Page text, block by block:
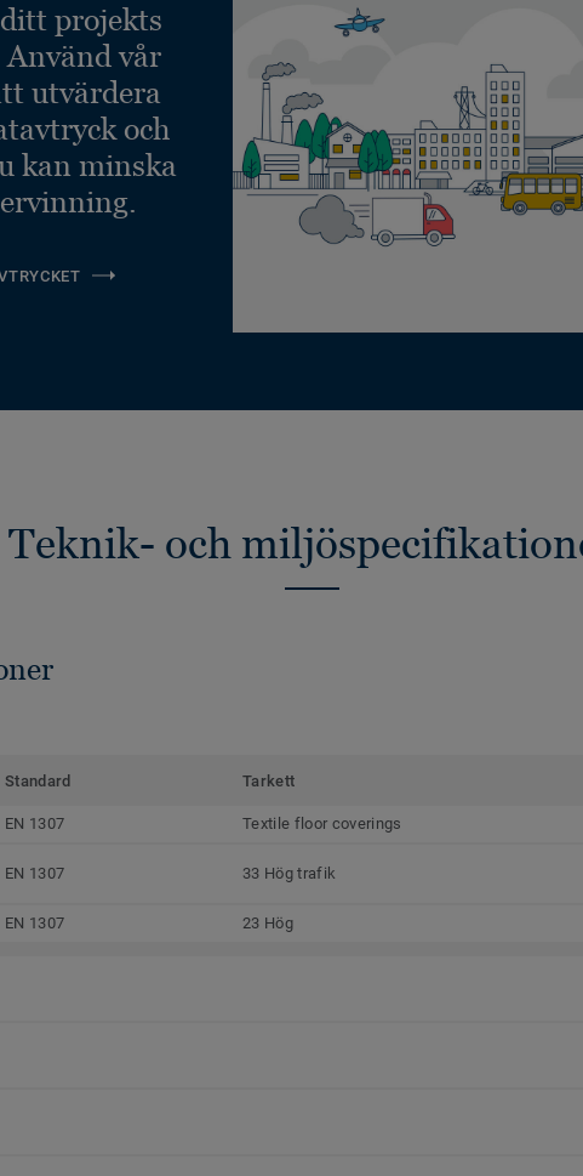
projekts
vår
utvärdera
och
kan minska
Teknik- och
Standard Tarkett
EN 1307 Textile floor coverings
EN 1307 33 Hög trafik
EN 1307 23 Hög